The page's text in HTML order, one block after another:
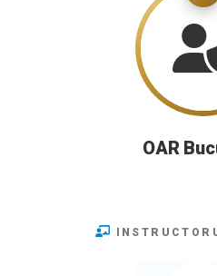
OAR